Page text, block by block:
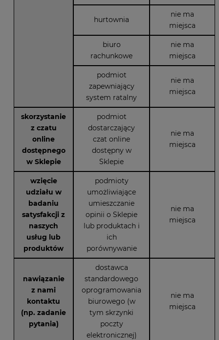
hurtownia
nie ma
miejsca
biuro
rachunkowe
nie ma
miejsca
podmiot
zapewniający
system ratalny
nie ma
miejsca
skorzystanie
z czatu
online
dostępnego
w Sklepie
podmiot
dostarczający
czat online
dostępny w
Sklepie
nie ma
miejsca
wzięcie
udziału w
badaniu
satysfakcji z
naszych
usług lub
produktów
podmioty
umożliwiające
umieszczanie
opinii o Sklepie
lub produktach i
ich
porównywanie
nie ma
miejsca
nawiązanie
z nami
kontaktu
(np. zadanie
pytania)
dostawca
standardowego
oprogramowania
biurowego (w
tym skrzynki
poczty
elektronicznej)
nie ma
miejsca